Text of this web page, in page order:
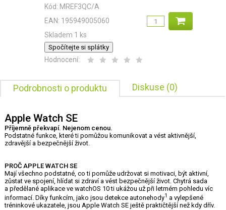
Kód: MREF3QC/A
EAN: 195949005060
Skladem 1 ks
Spočítejte si splátky
Hodnocení:
Podrobnosti o produktu Diskuse (0)
Apple Watch SE
Příjemně překvapí. Nejenom cenou.
Podstatné funkce, které ti pomůžou komunikovat a vést aktivnější,
zdravější a bezpečnější život.
PROČ APPLE WATCH SE
Mají všechno podstatné, co ti pomůže udržovat si motivaci, být aktivní,
zůstat ve spojení, hlídat si zdraví a vést bezpečnější život. Chytrá sada
a předělané aplikace ve watchOS 10 ti ukážou už při letmém pohledu víc
informací. Díky funkcím, jako jsou detekce autonehody1 a vylepšené
tréninkové ukazatele, jsou Apple Watch SE ještě praktičtější než kdy dřív.